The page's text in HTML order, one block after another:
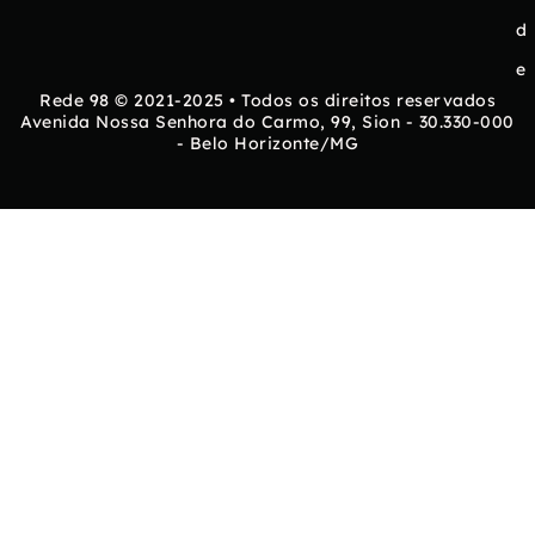
d
e
Rede 98 © 2021-2025 • Todos os direitos reservados
Avenida Nossa Senhora do Carmo, 99, Sion - 30.330-000
- Belo Horizonte/MG